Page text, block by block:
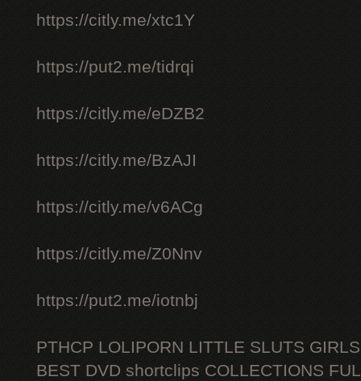
https://citly.me/xtc1Y
https://put2.me/tidrqi
https://citly.me/eDZB2
https://citly.me/BzAJI
https://citly.me/v6ACg
https://citly.me/Z0Nnv
https://put2.me/iotnbj
PTHCP LOLIPORN LITTLE SLUTS
BEST DVD shortclips COLLECTIONS